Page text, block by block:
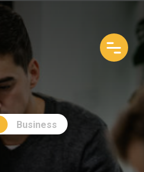
Business